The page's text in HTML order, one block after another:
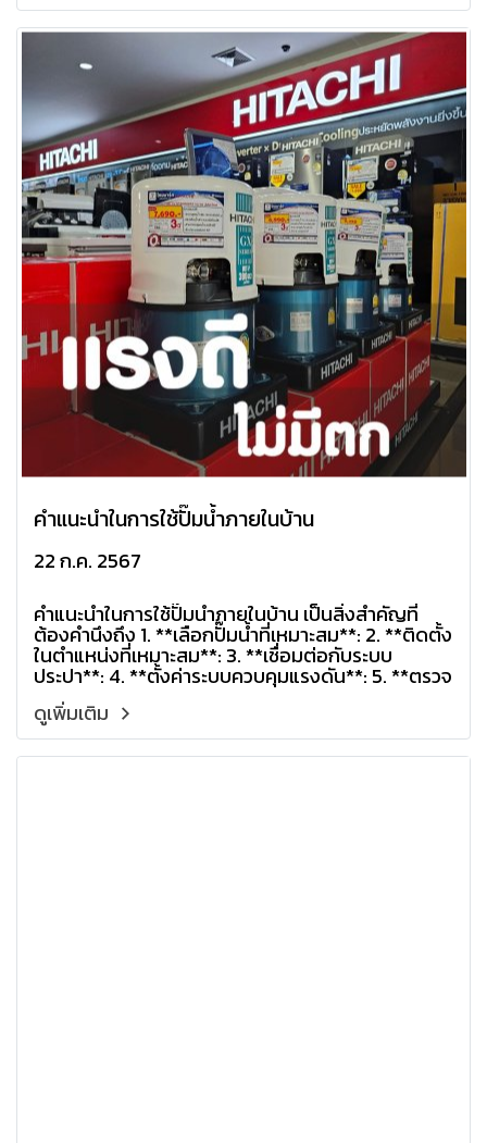
คำแนะนำในการใช้ปั๊มน้ำภายในบ้าน
22 ก.ค. 2567
คำแนะนำในการใช้ปั๊มน้ำภายในบ้าน เป็นสิ่งสำคัญที่
ต้องคำนึงถึง 1. **เลือกปั๊มน้ำที่เหมาะสม**: 2. **ติดตั้ง
ในตำแหน่งที่เหมาะสม**: 3. **เชื่อมต่อกับระบบ
ประปา**: 4. **ตั้งค่าระบบควบคุมแรงดัน**: 5. **ตรวจ
สอบการทำงาน**:
ดูเพิ่มเติม